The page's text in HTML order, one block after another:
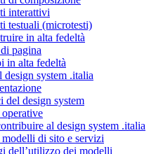
interattivi
testuali (microtesti)
in alta fedeltà
pagina
in alta fedeltà
system .italia
del design system
al design system .italia
di sito e servizi
dell’utilizzo dei modelli